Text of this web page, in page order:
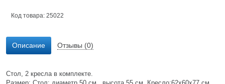
Код товара: 25022
Описание Отзывы (0)
Стол, 2 кресла в комплекте.